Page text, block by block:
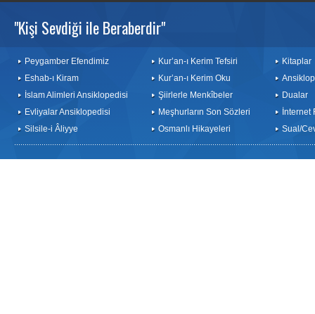
"Kişi Sevdiği ile Beraberdir"
Peygamber Efendimiz
Eshab-ı Kiram
İslam Alimleri Ansiklopedisi
Evliyalar Ansiklopedisi
Silsile-i Âliyye
Kur’an-ı Kerim Tefsiri
Kur’an-ı Kerim Oku
Şiirlerle Menkîbeler
Meşhurların Son Sözleri
Osmanlı Hikayeleri
Kitaplar
Dualar
İnternet
Sual/